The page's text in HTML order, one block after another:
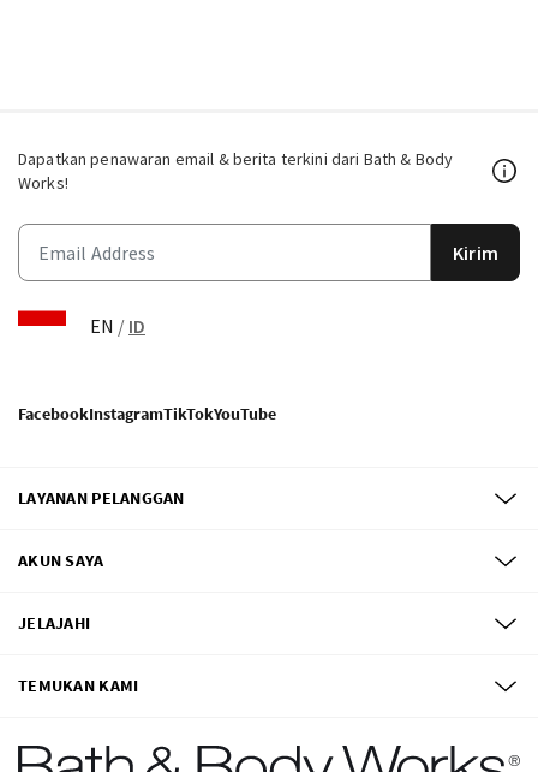
Dapatkan penawaran email & berita terkini dari Bath & Body
Works!
Kirim
EN / ID
FacebookInstagramTikTokYouTube
LAYANAN PELANGGAN
AKUN SAYA
JELAJAHI
TEMUKAN KAMI